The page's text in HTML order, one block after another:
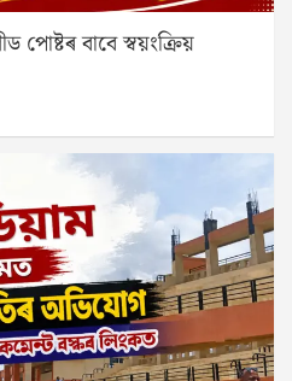
পোষ্টৰ বাবে স্বয়ংক্ৰিয়